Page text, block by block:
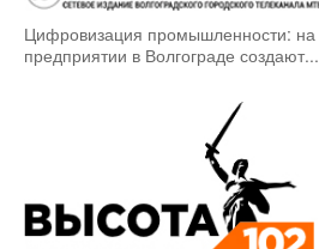
Цифровизация промышленности: на
предприятии в Волгограде создают...